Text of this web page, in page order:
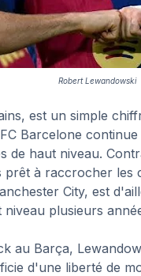
Robert Lewandowski
est un simple
Barcelone
de haut niveau.
prêt à raccrocher
City, est
plusieurs
au Barça,
d'une liberté de